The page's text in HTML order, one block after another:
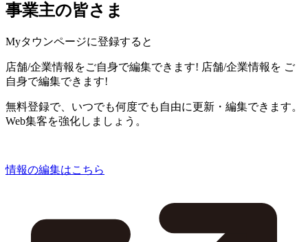
事業主の皆さま
Myタウンページに登録すると
店舗/企業情報をご自身で編集できます! 店舗/企業情報を ご
自身で編集できます!
無料登録で、いつでも何度でも自由に更新・編集できます。
Web集客を強化しましょう。
情報の編集はこちら